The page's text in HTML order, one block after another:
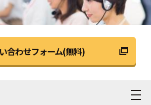
合わせフォーム(無料)